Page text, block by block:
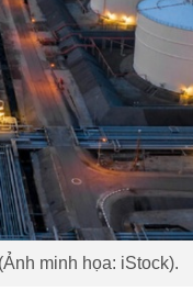
minh họa: iStock).